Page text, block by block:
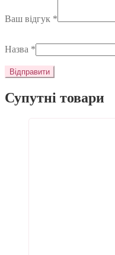
Ваш відгук *
Назва *
Супутні товари